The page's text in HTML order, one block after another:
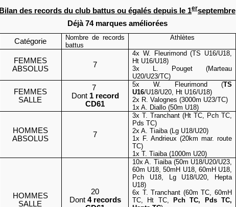
Bilan des records du club battus ou égalés depuis le 1erseptembre
Déjà 74 marques améliorées
Catégorie
Nombre de records
battus
Athlètes
FEMMES
ABSOLUS
7
4x W. Fleurimond (TS U16/U18,
Ht U16/U18)
3x L. Pouget (Marteau
U20/U23/TC)
FEMMES
SALLE
7
Dont 1 record
CD61
5x W. Fleurimond (TS
U16/U18/U20, Ht U16/U18)
2x R. Valognes (3000m U23/TC)
1x A. Diallo (50m U18)
HOMMES
ABSOLUS
7
3x T. Tranchant (Ht TC, Pch TC,
Pds TC)
2x A. Tiaiba (Lg U18/U20)
1x F. Andrieux (20km mar. route
TC)
1x T. Tiaiba (1000m U20)
HOMMES
SALLE
20
Dont 4 records
10x A. Tiaiba (50m U18/U20/U23,
60m U18, 50mH U18, 60mH U18,
Pch U18, Lg U18/U20, Hepta
U18)
6x T. Tranchant (60m TC, 60mH
TC, Ht TC,
Pch TC, Pds TC,